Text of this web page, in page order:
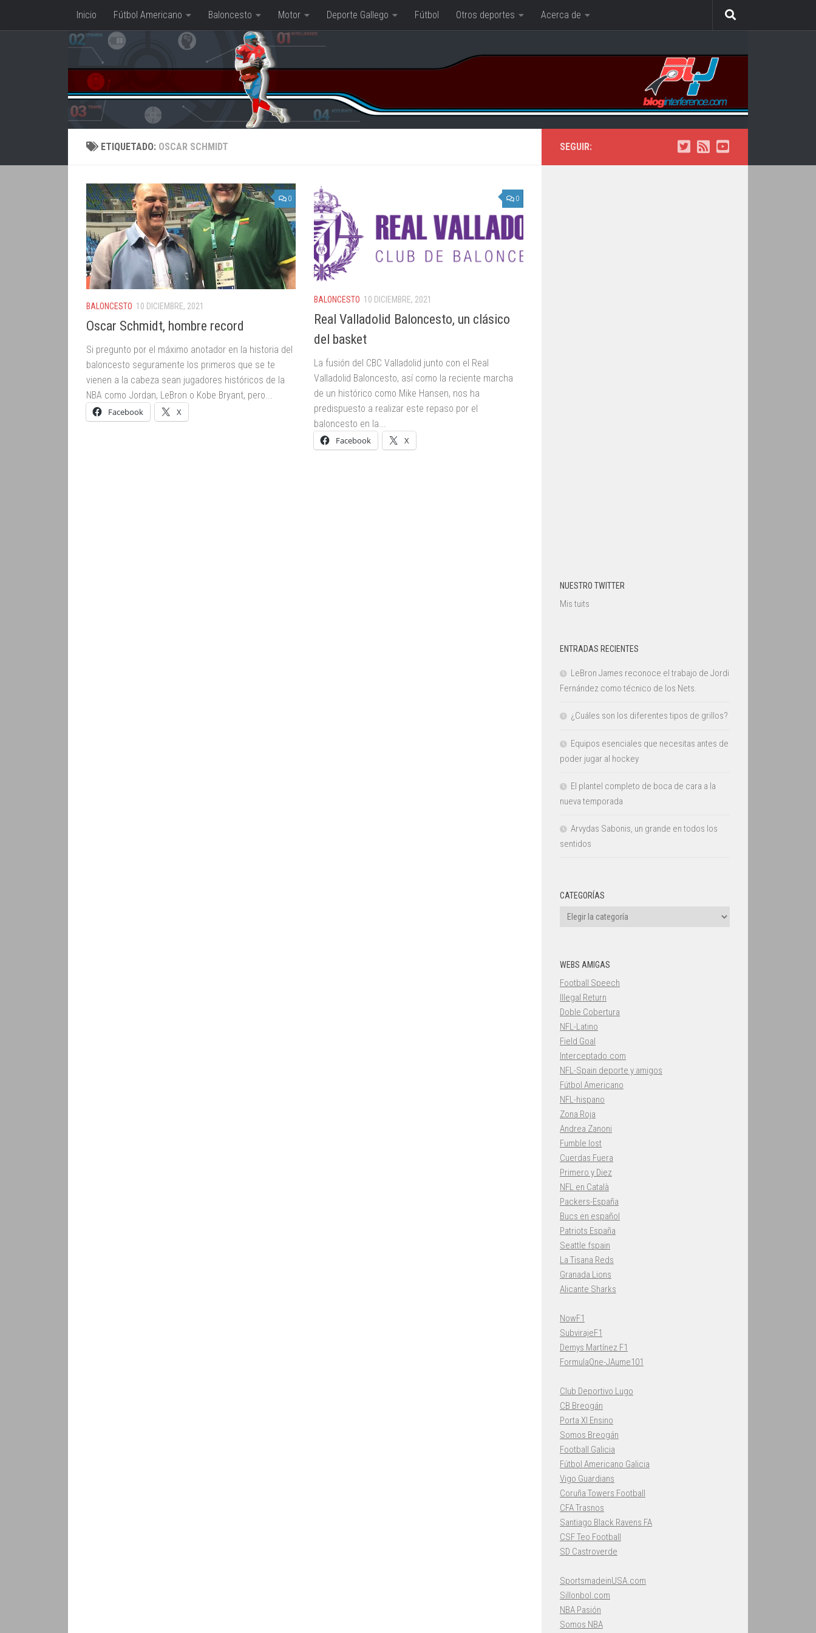
Saltar al contenido
Inicio Fútbol Americano Baloncesto Motor Deporte Gallego Fútbol Otros deportes Acerca de
ETIQUETADO: OSCAR SCHMIDT
0
BALONCESTO 10 DICIEMBRE, 2021
Oscar Schmidt, hombre record
Si pregunto por el máximo anotador en la historia del
baloncesto seguramente los primeros que se te
vienen a la cabeza sean jugadores históricos de la
NBA como Jordan, LeBron o Kobe Bryant, pero...
Facebook X
0
BALONCESTO 10 DICIEMBRE, 2021
Real Valladolid Baloncesto, un clásico
del basket
La fusión del CBC Valladolid junto con el Real
Valladolid Baloncesto, así como la reciente marcha
de un histórico como Mike Hansen, nos ha
predispuesto a realizar este repaso por el
baloncesto en la...
Facebook X
SEGUIR:
NUESTRO TWITTER
Mis tuits
ENTRADAS RECIENTES
LeBron James reconoce el trabajo de Jordi
Fernández como técnico de los Nets.
¿Cuáles son los diferentes tipos de grillos?
Equipos esenciales que necesitas antes de
poder jugar al hockey
El plantel completo de boca de cara a la
nueva temporada
Arvydas Sabonis, un grande en todos los
sentidos
CATEGORÍAS
Categorías
WEBS AMIGAS
Football Speech
Illegal Return
Doble Cobertura
NFL-Latino
Field Goal
Interceptado.com
NFL-Spain deporte y amigos
Fútbol Americano
NFL-hispano
Zona Roja
Andrea Zanoni
Fumble lost
Cuerdas Fuera
Primero y Diez
NFL en Català
Packers-España
Bucs en español
Patriots España
Seattle fspain
La Tisana Reds
Granada Lions
Alicante Sharks
NowF1
SubvirajeF1
Demys Martínez F1
FormulaOne-JAume101
Club Deportivo Lugo
CB Breogán
Porta XI Ensino
Somos Breogán
Football Galicia
Fútbol Americano Galicia
Vigo Guardians
Coruña Towers Football
CFA Trasnos
Santiago Black Ravens FA
CSF Teo Football
SD Castroverde
SportsmadeinUSA.com
Sillonbol.com
NBA Pasión
Somos NBA